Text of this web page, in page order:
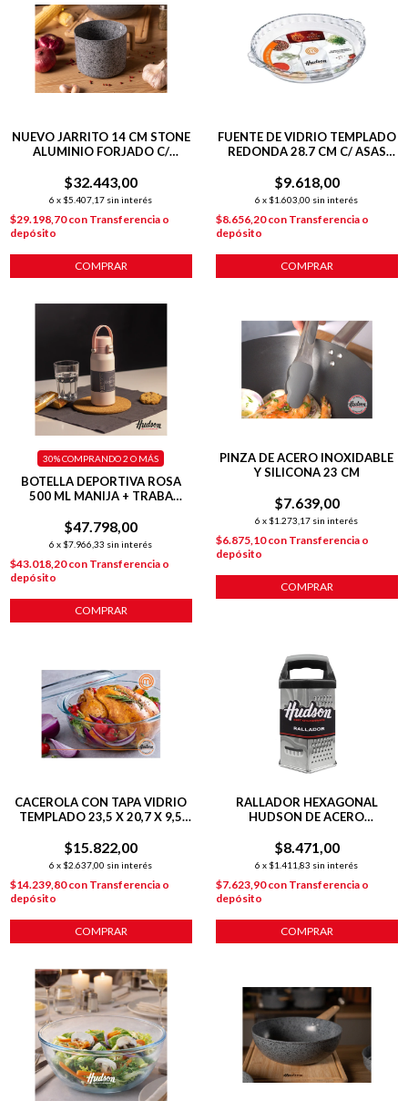
NUEVO JARRITO 14 CM STONE
ALUMINIO FORJADO C/
INDUCCION
$32.443,00
6 x $5.407,17 sin interés
$29.198,70con Transferencia o
depósito
COMPRAR
FUENTE DE VIDRIO TEMPLADO
REDONDA 28.7 CM C/ ASAS
$9.618,00
6 x $1.603,00 sin interés
$8.656,20con Transferencia o
depósito
COMPRAR
BOTELLA DEPORTIVA ROSA
500 ML MANIJA + TRABA
$47.798,00
6 x $7.966,33 sin interés
30%COMPRANDO 2 O MÁS
$43.018,20con Transferencia o
depósito
COMPRAR
PINZA DE ACERO INOXIDABLE
Y SILICONA 23 CM
$7.639,00
6 x $1.273,17 sin interés
$6.875,10con Transferencia o
depósito
COMPRAR
CACEROLA CON TAPA VIDRIO
TEMPLADO 23,5 X 20,7 X 9,5
$15.822,00
6 x $2.637,00 sin interés
$14.239,80con Transferencia o
depósito
COMPRAR
RALLADOR HEXAGONAL
HUDSON DE ACERO
$8.471,00
6 x $1.411,83 sin interés
$7.623,90con Transferencia o
depósito
COMPRAR